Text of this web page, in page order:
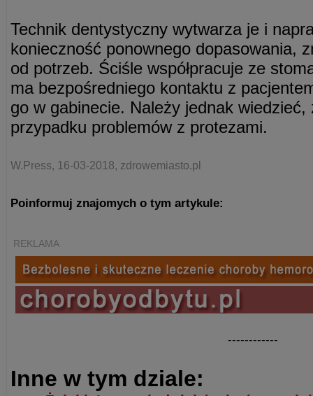
Technik dentystyczny wytwarza je i
konieczność ponownego dopasowania,
od potrzeb. Ściśle współpracuje ze
ma bezpośredniego kontaktu z
go w gabinecie. Należy jednak
przypadku problemów z protezami.
W.Press, 16-03-2018, zdrowemiasto.pl
Poinformuj znajomych o tym artykule:
REKLAMA
------------
Inne w tym dziale: